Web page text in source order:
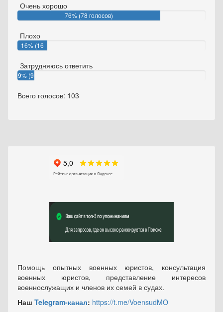
Очень хорошо
76% (78 голосов)
Плохо
16% (16
Затрудняюсь ответить
9% (9
Всего голосов: 103
Помощь опытных военных юристов, консультация
военных юристов, представление интересов
военнослужащих и членов их семей в судах.
Наш Telegram-канал: https://t.me/VoensudMO